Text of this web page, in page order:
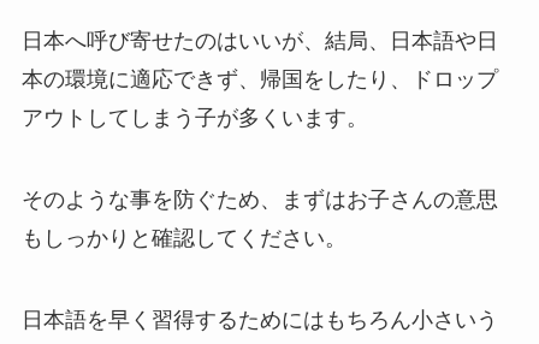
日本へ呼び寄せたのはいいが、結局、日本語や日
本の環境に適応できず、帰国をしたり、ドロップ
アウトしてしまう子が多くいます。
そのような事を防ぐため、まずはお子さんの意思
もしっかりと確認してください。
日本語を早く習得するためにはもちろん小さいう